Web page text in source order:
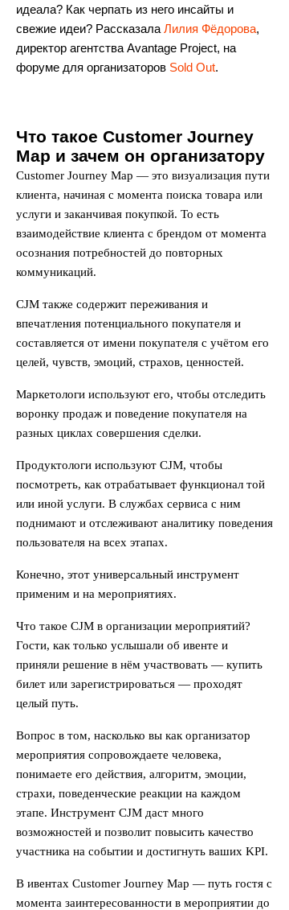
идеала? Как черпать из него инсайты и
свежие идеи? Рассказала Лилия Фёдорова,
директор агентства Avantage Project, на
форуме для организаторов Sold Out.
Что такое Customer Journey
Map и зачем он организатору
Customer Journey Map — это визуализация пути
клиента, начиная с момента поиска товара или
услуги и заканчивая покупкой. То есть
взаимодействие клиента с брендом от момента
осознания потребностей до повторных
коммуникаций.
CJM также содержит переживания и
впечатления потенциального покупателя и
составляется от имени покупателя с учётом его
целей, чувств, эмоций, страхов, ценностей.
Маркетологи используют его, чтобы отследить
воронку продаж и поведение покупателя на
разных циклах совершения сделки.
Продуктологи используют CJM, чтобы
посмотреть, как отрабатывает функционал той
или иной услуги. В службах сервиса с ним
поднимают и отслеживают аналитику поведения
пользователя на всех этапах.
Конечно, этот универсальный инструмент
применим и на мероприятиях.
Что такое CJM в организации мероприятий?
Гости, как только услышали об ивенте и
приняли решение в нём участвовать — купить
билет или зарегистрироваться — проходят
целый путь.
Вопрос в том, насколько вы как организатор
мероприятия сопровождаете человека,
понимаете его действия, алгоритм, эмоции,
страхи, поведенческие реакции на каждом
этапе. Инструмент CJM даст много
возможностей и позволит повысить качество
участника на событии и достигнуть ваших KPI.
В ивентах Customer Journey Map — путь гостя с
момента заинтересованности в мероприятии до